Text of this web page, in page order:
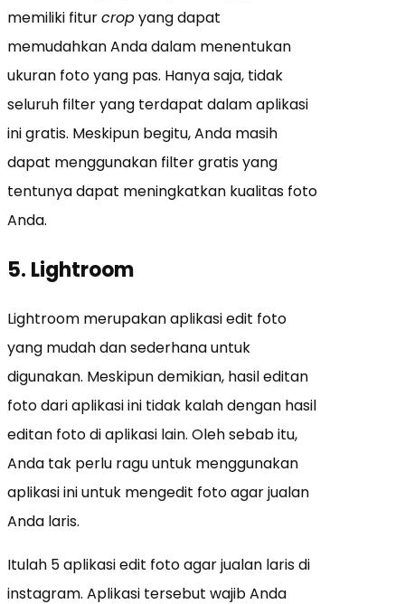
memiliki fiturcropyang dapat
memudahkan Anda dalam menentukan
ukuran foto yang pas. Hanya saja, tidak
seluruh filter yang terdapat dalam aplikasi
ini gratis. Meskipun begitu, Anda masih
dapat menggunakan filter gratis yang
tentunya dapat meningkatkan kualitas foto
Anda.
5. Lightroom
Lightroom merupakan aplikasi edit foto
yang mudah dan sederhana untuk
digunakan. Meskipun demikian, hasil editan
foto dari aplikasi ini tidak kalah dengan hasil
editan foto di aplikasi lain. Oleh sebab itu,
Anda tak perlu ragu untuk menggunakan
aplikasi ini untuk mengedit foto agar jualan
Anda laris.
Itulah 5 aplikasi edit foto agar jualan laris di
instagram. Aplikasi tersebut wajib Anda